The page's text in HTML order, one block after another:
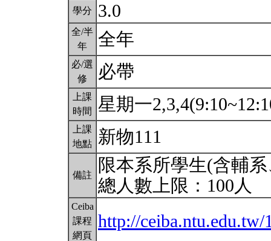
學分 3.0
全/半
年
全年
必/選
修
必帶
上課
時間
星期一
上課
地點
新物111
備註
限本系所學生(含輔
總人數上限：100人
Ceiba
課程
網頁
http://ceiba.ntu.edu.tw/